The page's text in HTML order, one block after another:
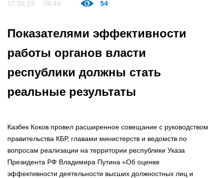
17.06.19 09:48 54
Показателями эффективности
работы органов власти
республики должны стать
реальные результаты
Казбек Коков провел расширенное совещание с руководством
правительства КБР, главами министерств и ведомств по
вопросам реализации на территории республики Указа
Президента РФ Владимира Путина «Об оценке
эффективности деятельности высших должностных лиц и